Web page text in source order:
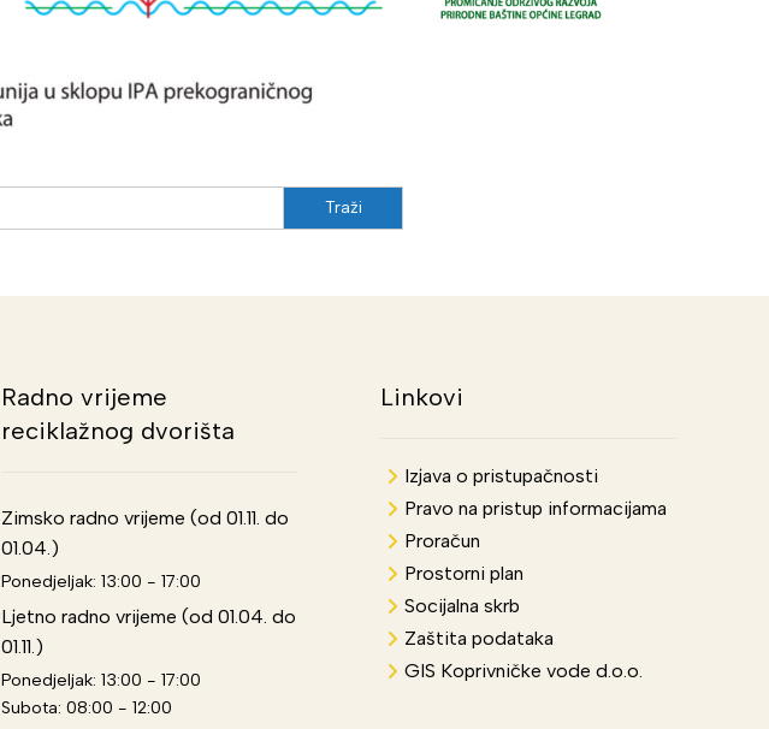
Radno vrijeme
reciklažnog dvorišta
Zimsko radno vrijeme (od 01.11. do
01.04.)
Ponedjeljak: 13:00 - 17:00
Ljetno radno vrijeme (od 01.04. do
01.11.)
Ponedjeljak: 13:00 - 17:00
Subota: 08:00 - 12:00
Linkovi
Izjava o pristupačnosti
Pravo na pristup informacijama
Proračun
Prostorni plan
Socijalna skrb
Zaštita podataka
GIS Koprivničke vode d.o.o.